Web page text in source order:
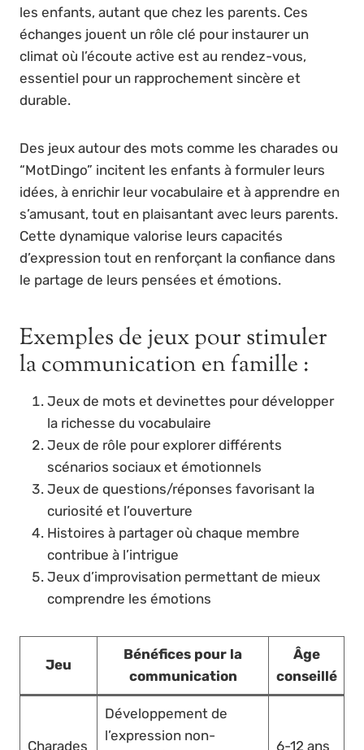
les enfants, autant que chez les parents. Ces
échanges jouent un rôle clé pour instaurer un
climat où l’écoute active est au rendez-vous,
essentiel pour un rapprochement sincère et
durable.
Des jeux autour des mots comme les charades ou
“MotDingo” incitent les enfants à formuler leurs
idées, à enrichir leur vocabulaire et à apprendre en
s’amusant, tout en plaisantant avec leurs parents.
Cette dynamique valorise leurs capacités
d’expression tout en renforçant la confiance dans
le partage de leurs pensées et émotions.
Exemples de jeux pour stimuler
la communication en famille :
Jeux de mots et devinettes pour développer
la richesse du vocabulaire
Jeux de rôle pour explorer différents
scénarios sociaux et émotionnels
Jeux de questions/réponses favorisant la
curiosité et l’ouverture
Histoires à partager où chaque membre
contribue à l’intrigue
Jeux d’improvisation permettant de mieux
comprendre les émotions
Jeu
Bénéfices pour la
communication
Âge
conseillé
Charades
Développement de
l’expression non-
6-12 ans